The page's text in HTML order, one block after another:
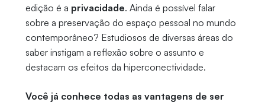
edição é a privacidade. Ainda é possível falar
sobre a preservação do espaço pessoal no mundo
contemporâneo? Estudiosos de diversas áreas do
saber instigam a reflexão sobre o assunto e
destacam os efeitos da hiperconectividade.
Você já conhece todas as vantagens de ser